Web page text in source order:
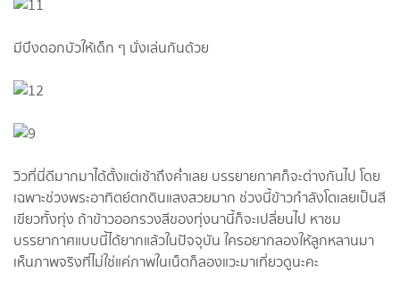
มีบึงดอกบัวให้เด็ก ๆ นั่งเล่นกันด้วย
วิวที่นี่ดีมากมาได้ตั้งแต่เช้าถึงค่ำเลย บรรยายกาศก็จะต่างกันไป โดย
เฉพาะช่วงพระอาทิตย์ตกดินแสงสวยมาก ช่วงนี้ข้าวกำลังโตเลยเป็นสี
เขียวทั้งทุ่ง ถ้าข้าวออกรวงสีของทุ่งนานี้ก็จะเปลี่ยนไป หาชม
บรรยากาศแบบนี้ได้ยากแล้วในปัจจุบัน ใครอยากลองให้ลูกหลานมา
เห็นภาพจริงที่ไม่ใช่แค่ภาพในเน็ตก็ลองแวะมาเที่ยวดูนะคะ